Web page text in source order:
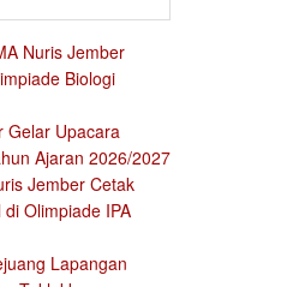
Nuris Jember
Biologi
Gelar Upacara
Ajaran 2026/2027
Jember Cetak
Olimpiade IPA
Lapangan